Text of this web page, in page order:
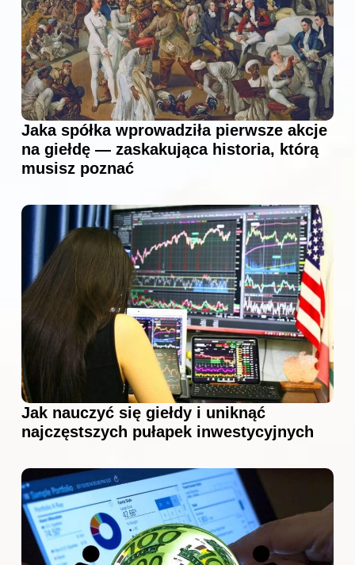
Jaka spółka wprowadziła pierwsze akcje
na giełdę — zaskakująca historia, którą
musisz poznać
Jak nauczyć się giełdy i uniknąć
najczęstszych pułapek inwestycyjnych